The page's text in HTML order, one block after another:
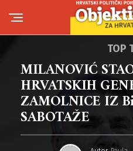
TOP
MILANOVIĆ
HRVATSKIH
ZAMOLNICE IZ
SABOTAŽE